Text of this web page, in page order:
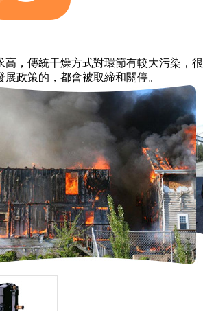
高，傳統干燥方式對環節有較大污染，
展政策的，都會被取締和關停。